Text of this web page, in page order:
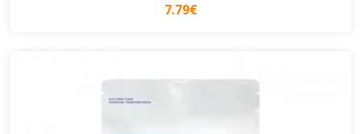
7.79€